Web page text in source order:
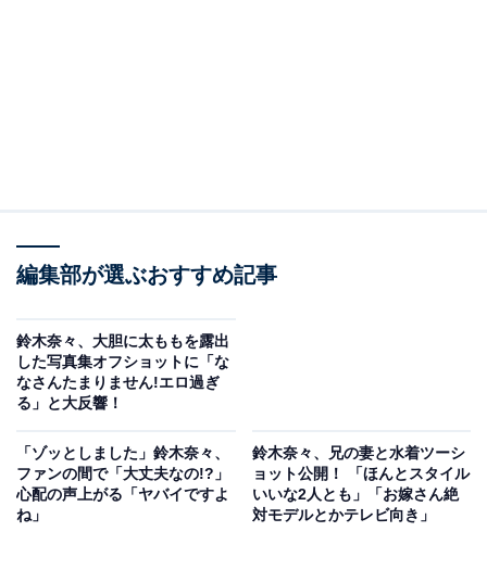
編集部が選ぶおすすめ記事
鈴木奈々、大胆に太ももを露出
した写真集オフショットに「な
なさんたまりません!エロ過ぎ
る」と大反響！
「ゾッとしました」鈴木奈々、
ファンの間で「大丈夫なの!?」
心配の声上がる「ヤバイですよ
ね」
鈴木奈々、兄の妻と水着ツーシ
ョット公開！ 「ほんとスタイル
いいな2人とも」「お嫁さん絶
対モデルとかテレビ向き」